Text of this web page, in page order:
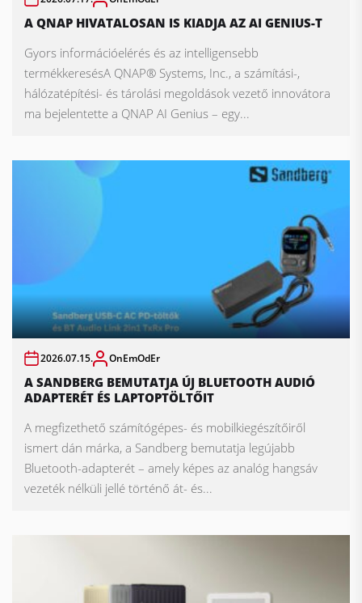
A QNAP HIVATALOSAN IS KIADJA AZ AI GENIUS-T
Gyors információelérés és az intelligensebb
termékkeresésA QNAP® Systems, Inc., a számítási-,
hálózatépítési- és tárolási megoldások vezető innovátora
ma bejelentette a QNAP AI Genius – egy...
2026.07.15. OnEmOdEr
A SANDBERG BEMUTATJA ÚJ BLUETOOTH AUDIÓ
ADAPTERÉT ÉS LAPTOPTÖLTŐIT
A megfizethető számítógépes- és mobilkiegészítőiről
ismert dán márka, a Sandberg bemutatja legújabb
Bluetooth-adapterét – amely képes az analóg hangsáv
vezeték nélküli jellé történő át- és...